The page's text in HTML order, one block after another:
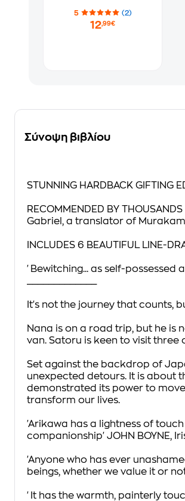
5 (2)
12,99€
Σύνοψη βιβλίου
STUNNING HARDBACK GIFTING
RECOMMENDED BY
Gabriel, a translator of
INCLUDES 6 BEAUTIFUL LINE-
'Bewitching... as self-possessed
It's not the journey that counts,
Nana is on a road trip, but he is
van. Satoru is keen to visit three
Set against the backdrop of
unexpected detours. It is about
demonstrated its power to
transform our lives.
'Arikawa has a lightness of
companionship' JOHN BOYNE,
'Anyone who has ever
beings, whether we value it or
'It has the warmth, painterly